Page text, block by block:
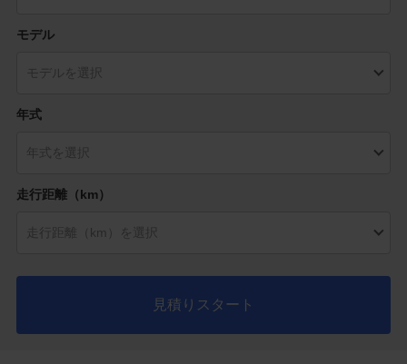
モデル
年式
走行距離（km）
見積りスタート